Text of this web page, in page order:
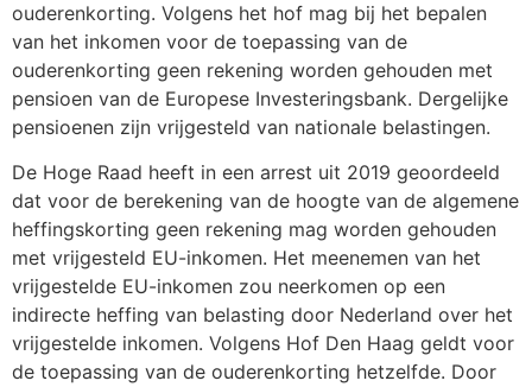
ouderenkorting. Volgens het hof mag bij het bepalen
van het inkomen voor de toepassing van de
ouderenkorting geen rekening worden gehouden met
pensioen van de Europese Investeringsbank. Dergelijke
pensioenen zijn vrijgesteld van nationale belastingen.
De Hoge Raad heeft in een arrest uit 2019 geoordeeld
dat voor de berekening van de hoogte van de algemene
heffingskorting geen rekening mag worden gehouden
met vrijgesteld EU-inkomen. Het meenemen van het
vrijgestelde EU-inkomen zou neerkomen op een
indirecte heffing van belasting door Nederland over het
vrijgestelde inkomen. Volgens Hof Den Haag geldt voor
de toepassing van de ouderenkorting hetzelfde. Door